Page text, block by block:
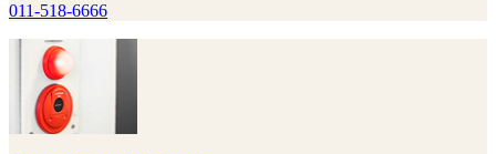
011-518-6666